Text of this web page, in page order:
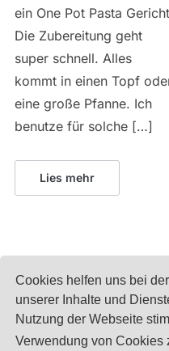
Cookies helfen uns bei
unserer Inhalte und
Nutzung der Webseite
Verwendung von Cookies
ein One Pot Pasta
Die Zubereitung geht
super schnell. Alles
kommt in einen Topf
eine große Pfanne. Ich
benutze für solche […]
Lies mehr